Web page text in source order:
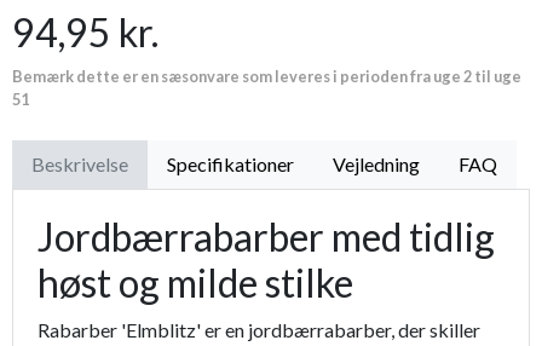
94,95 kr.
Bemærk dette er en sæsonvare som leveres i perioden fra uge 2 til uge
51
Beskrivelse Specifikationer Vejledning FAQ
Jordbærrabarber med tidlig
høst og milde stilke
Rabarber 'Elmblitz' er en jordbærrabarber, der skiller